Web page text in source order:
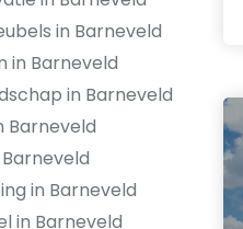
in Barneveld
in Barneveld
in Barneveld
Barneveld
Barneveld
in Barneveld
in Barneveld